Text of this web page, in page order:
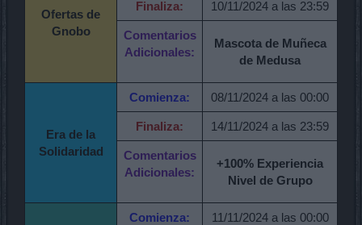
Ofertas de
Gnobo
Finaliza: 10/11/2024 a las 23:59
Comentarios
Adicionales:
Mascota de Muñeca
de Medusa
Era de la
Solidaridad
Comienza: 08/11/2024 a las 00:00
Finaliza: 14/11/2024 a las 23:59
Comentarios
Adicionales:
+100% Experiencia
Nivel de Grupo
Comienza: 11/11/2024 a las 00:00